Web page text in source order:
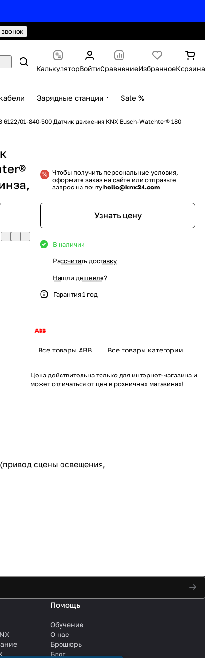
звонок
КалькуляторВойтиСравнениеИзбранноеКорзина
Зарядные станции Sale %
6122/01-840-500 Датчик движения KNX Busch-Watchter® 180
Чтобы получить персональные условия,
оформите заказ на сайте или отправьте
запрос на почтуhello@knx24.com
Узнать цену
В наличии
Рассчитать доставку
Нашли дешевле?
Гарантия 1 год
Все товары ABB Все товары категории
Цена действительна только для интернет-магазина и
может отличаться от цен в розничных магазинах!
сцены освещения,
Помощь
Обучение
О нас
Брошюры
Блог